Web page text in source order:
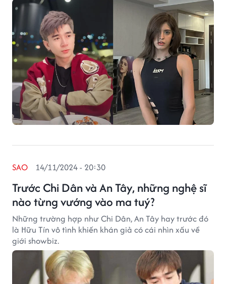
Trước Chi Dân và An Tây, những nghệ sĩ
nào từng vướng vào ma tuý?
SAO 14/11/2024 - 20:30
Những trường hợp như Chi Dân, An Tây hay trước đó
là Hữu Tín vô tình khiến khán giả có cái nhìn xấu về
giới showbiz.